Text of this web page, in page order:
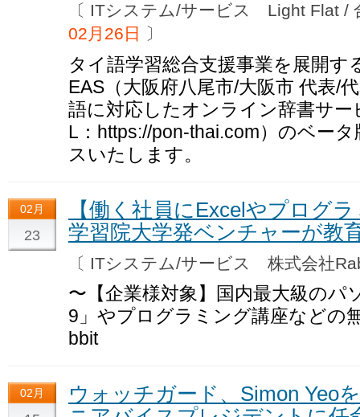
〔 ITシステム/サービス Light Flat
02月26日
〕
タイ語学習総合支援事業を展開す
EAS（大阪府八尾市/大阪市 代表/
語に対応したオンライン辞書サ
L：https://pon-thai.com）のベー
スいたします。
02月
23
【働く社員にExcelやプログ
学習院⼤学発ベンチャーが教
〔 ITシステム/サービス 株式会社
〜【企業様対象】国内最⼤級のパ
9」やプログラミング講座などの
bbit
02月
ウォッチガード、Simon Yeo